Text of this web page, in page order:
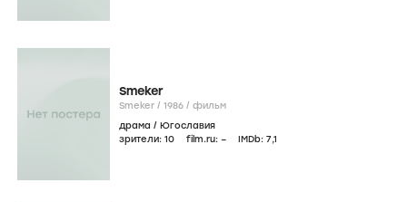
Smeker
Smeker / 1986 / фильм
драма / Югославия
зрители: 10 film.ru: – IMDb: 7,1